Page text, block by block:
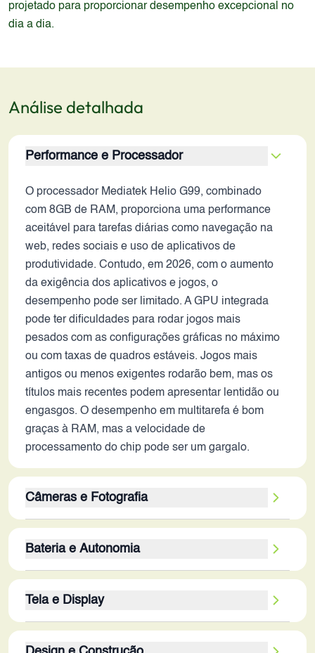
projetado para proporcionar desempenho excepcional no
dia a dia.
Análise detalhada
Performance e Processador
O processador Mediatek Helio G99, combinado
com 8GB de RAM, proporciona uma performance
aceitável para tarefas diárias como navegação na
web, redes sociais e uso de aplicativos de
produtividade. Contudo, em 2026, com o aumento
da exigência dos aplicativos e jogos, o
desempenho pode ser limitado. A GPU integrada
pode ter dificuldades para rodar jogos mais
pesados com as configurações gráficas no máximo
ou com taxas de quadros estáveis. Jogos mais
antigos ou menos exigentes rodarão bem, mas os
títulos mais recentes podem apresentar lentidão ou
engasgos. O desempenho em multitarefa é bom
graças à RAM, mas a velocidade de
processamento do chip pode ser um gargalo.
Câmeras e Fotografia
boa resolução, mas a qualidade final dependerá do
processamento de imagem e da otimização do
resultar em fotos e vídeos com tremidos em
condições de pouca luz. A câmera de 2MP,
provavelmente para profundidade, adiciona
Bateria e Autonomia
capacidade em 2026, mas o tempo de uso
dependerá da otimização de software e da
Tela e Display